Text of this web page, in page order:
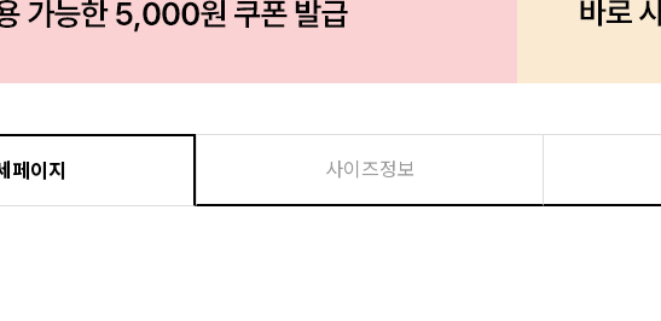
페이지 사이즈정보